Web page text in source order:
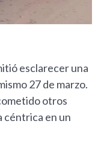
esclarecer una
27 de marzo.
otros
céntrica en un